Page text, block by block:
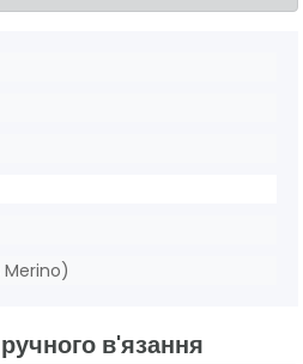
Merino)
в'язання